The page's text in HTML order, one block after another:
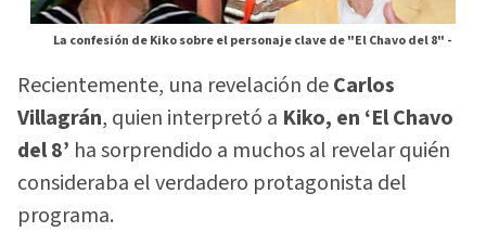
La confesión de Kiko sobre el personaje clave de "El Chavo del 8" -
Recientemente, una revelación deCarlos
Villagrán, quien interpretó a Kiko, en ‘El Chavo
del 8’ ha sorprendido a muchos al revelar quién
consideraba el verdadero protagonista del
programa.